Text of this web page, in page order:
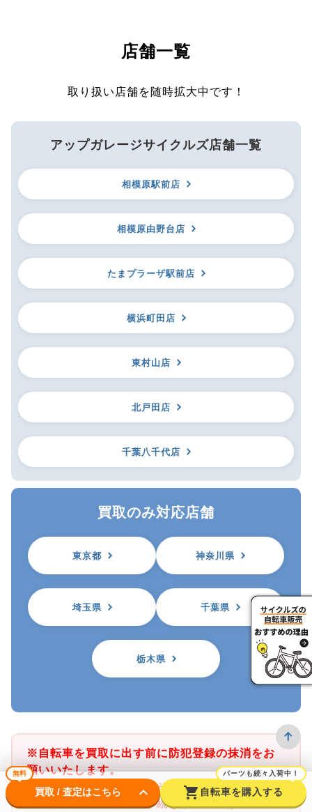
店舗一覧
取り扱い店舗を随時拡大中です！
アップガレージサイクルズ店舗一覧
相模原駅前店
相模原由野台店
たまプラーザ駅前店
横浜町田店
東村山店
北戸田店
千葉八千代店
買取のみ対応店舗
東京都 神奈川県
埼玉県 千葉県
栃木県
※自転車を買取に出す前に防犯登録の抹消をお
願いいたします。
※サイクルズ店舗では、その店舗がある都道府
県の防犯登録のみ抹消手続きが可能です。
無料
買取 / 査定はこちら keyboard_arrow_down shopping_cart
パーツも続々入荷中！
自転車を購入する